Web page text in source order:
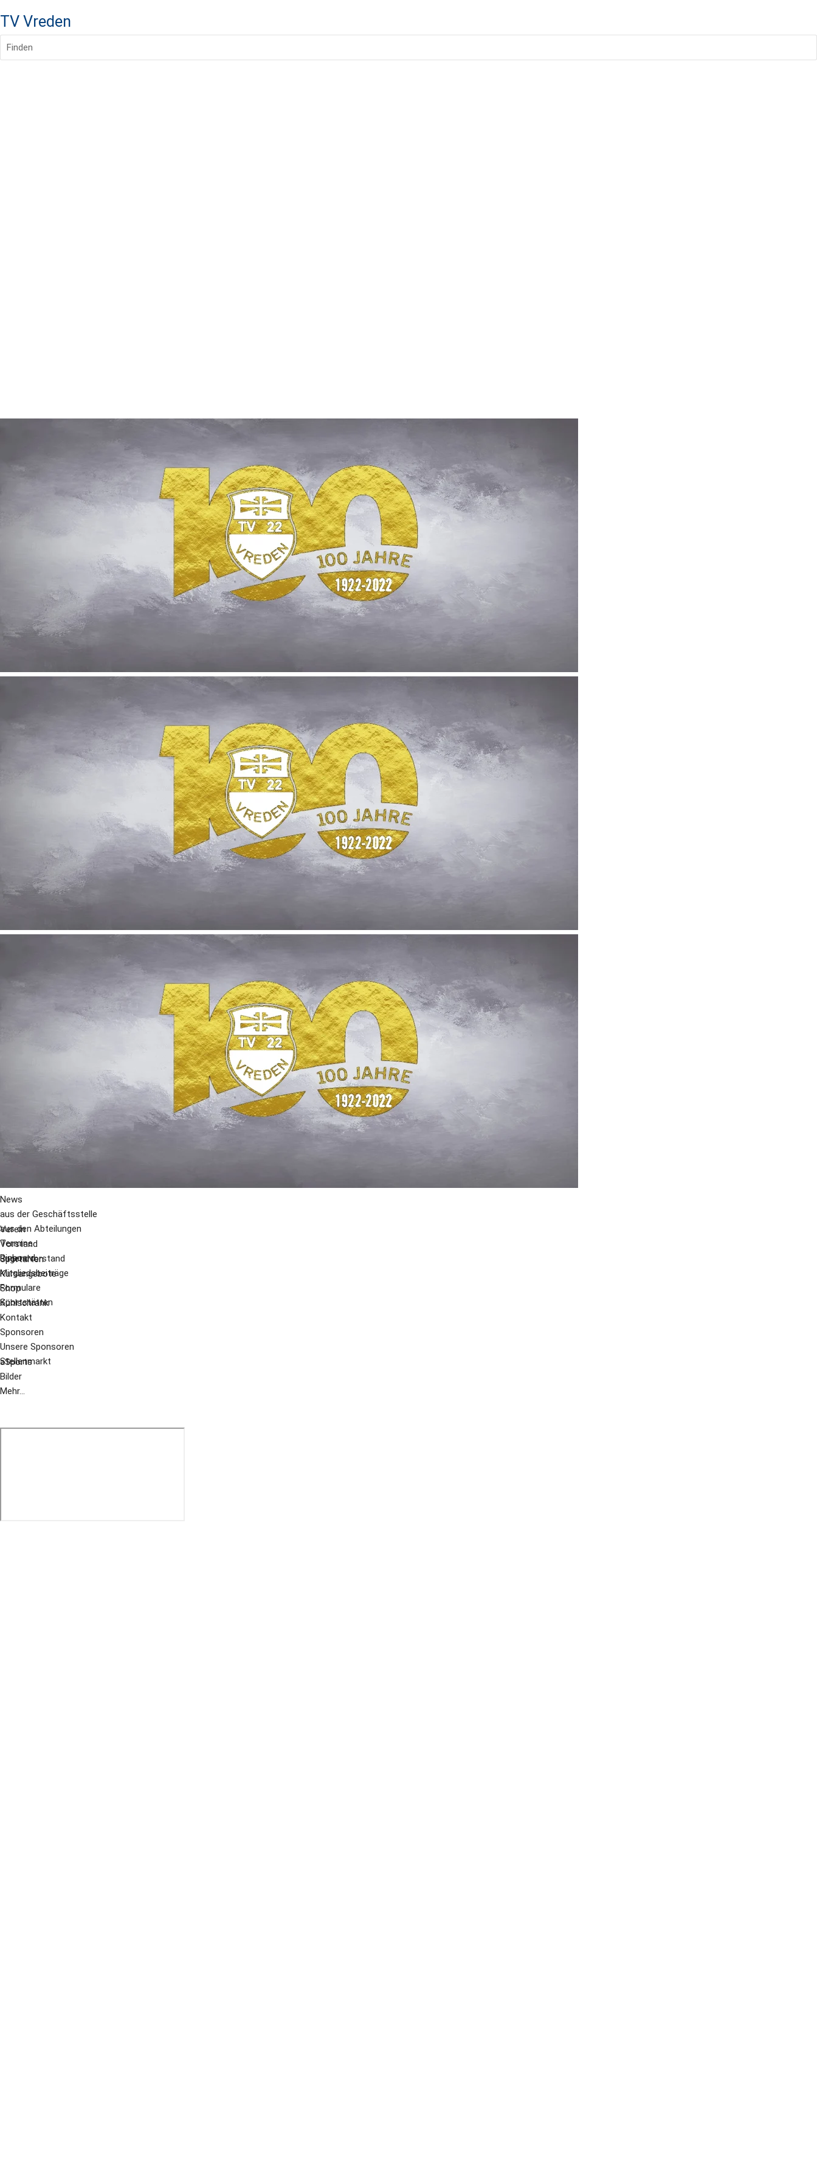
TV Vreden
Finden
News
aus der Geschäftsstelle
aus den Abteilungen
Termine
Pinboard
Verein
Vorstand
Jugendvorstand
Mitgliedsbeiträge
Formulare
Sportstätten
Sportarten
Kursangebote
Shop
Kühlschrank
Kontakt
Sponsoren
Unsere Sponsoren
Stellenmarkt
aSports
Bilder
Mehr...